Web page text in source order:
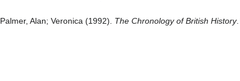
Palmer, Alan; Veronica (1992). The Chronology of British History